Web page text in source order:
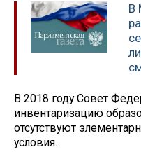
В
В 2018 году Совет
инвентаризацию
отсутствуют
условия.